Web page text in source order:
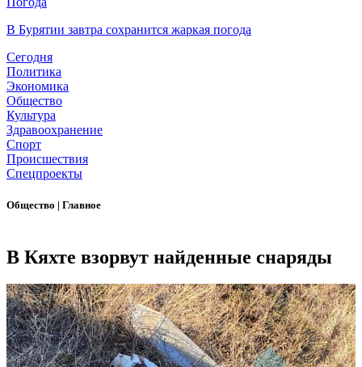
В Бурятии завтра сохранится жаркая погода
Сегодня
Политика
Экономика
Общество
Культура
Здравоохранение
Спорт
Происшествия
Спецпроекты
Общество | Главное
В Кяхте взорвут найденные снаряды